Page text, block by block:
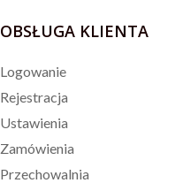
OBSŁUGA KLIENTA
Logowanie
Rejestracja
Ustawienia
Zamówienia
Przechowalnia